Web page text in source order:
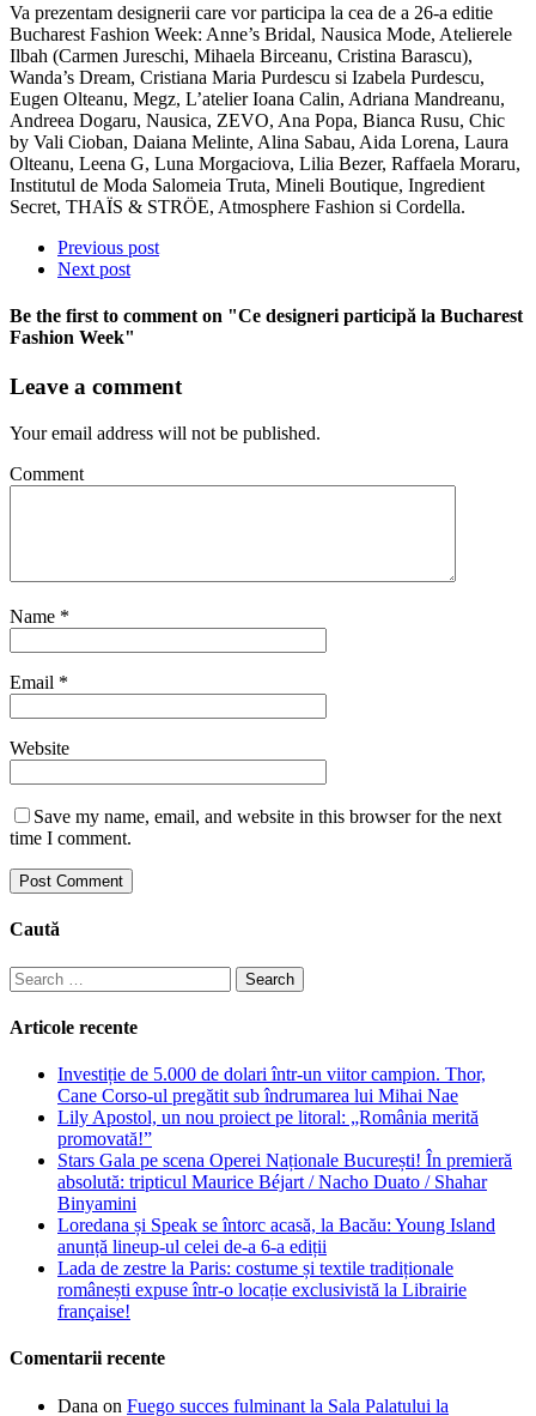
Va prezentam designerii care vor participa la cea de a 26-a editie
Bucharest Fashion Week: Anne’s Bridal, Nausica Mode, Atelierele
Ilbah (Carmen Jureschi, Mihaela Birceanu, Cristina Barascu),
Wanda’s Dream, Cristiana Maria Purdescu si Izabela Purdescu,
Eugen Olteanu, Megz, L’atelier Ioana Calin, Adriana Mandreanu,
Andreea Dogaru, Nausica, ZEVO, Ana Popa, Bianca Rusu, Chic
by Vali Cioban, Daiana Melinte, Alina Sabau, Aida Lorena, Laura
Olteanu, Leena G, Luna Morgaciova, Lilia Bezer, Raffaela Moraru,
Institutul de Moda Salomeia Truta, Mineli Boutique, Ingredient
Secret, THAÏS & STRÖE, Atmosphere Fashion si Cordella.
Previous post
Next post
Be the first to comment on "Ce designeri participă la Bucharest
Fashion Week"
Leave a comment
Your email address will not be published.
Comment
Name *
Email *
Website
Save my name, email, and website in this browser for the next
time I comment.
Caută
Search
for:
Articole recente
Investiție de 5.000 de dolari într-un viitor campion. Thor,
Cane Corso-ul pregătit sub îndrumarea lui Mihai Nae
Lily Apostol, un nou proiect pe litoral: „România merită
promovată!”
Stars Gala pe scena Operei Naționale București! În premieră
absolută: tripticul Maurice Béjart / Nacho Duato / Shahar
Binyamini
Loredana și Speak se întorc acasă, la Bacău: Young Island
anunță lineup-ul celei de-a 6-a ediții
Lada de zestre la Paris: costume și textile tradiționale
românești expuse într-o locație exclusivistă la Librairie
française!
Comentarii recente
Dana on Fuego succes fulminant la Sala Palatului la